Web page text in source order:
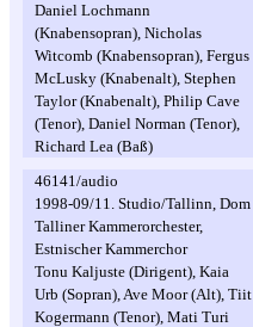
Daniel Lochmann
(Knabensopran), Nicholas
Witcomb (Knabensopran), Fergus
McLusky (Knabenalt), Stephen
Taylor (Knabenalt), Philip Cave
(Tenor), Daniel Norman (Tenor),
Richard Lea (Baß)
46141/audio
1998-09/11. Studio/Tallinn, Dom
Talliner Kammerorchester,
Estnischer Kammerchor
Tonu Kaljuste (Dirigent), Kaia
Urb (Sopran), Ave Moor (Alt), Tiit
Kogermann (Tenor), Mati Turi